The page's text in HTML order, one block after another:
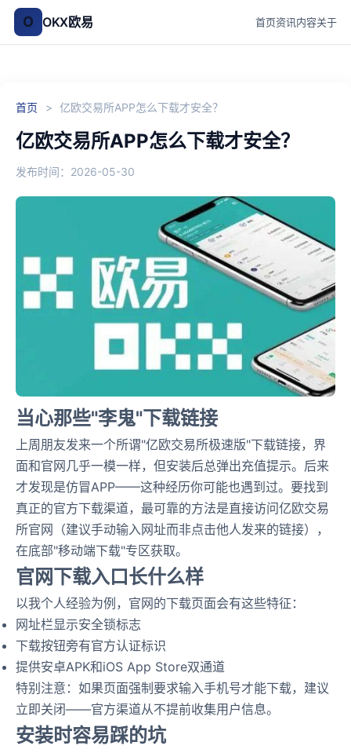
O OKX欧易 首页资讯内容关于
首页 > 亿欧交易所APP怎么下载才安全？
亿欧交易所APP怎么下载才安全？
发布时间：2026-05-30
当心那些"李鬼"下载链接
上周朋友发来一个所谓"亿欧交易所极速版"下载链接，界
面和官网几乎一模一样，但安装后总弹出充值提示。后来
才发现是仿冒APP——这种经历你可能也遇到过。要找到
真正的官方下载渠道，最可靠的方法是直接访问亿欧交易
所官网（建议手动输入网址而非点击他人发来的链接），
在底部"移动端下载"专区获取。
官网下载入口长什么样
以我个人经验为例，官网的下载页面会有这些特征：
网址栏显示安全锁标志
下载按钮旁有官方认证标识
提供安卓APK和iOS App Store双通道
特别注意：如果页面强制要求输入手机号才能下载，建议
立即关闭——官方渠道从不提前收集用户信息。
安装时容易踩的坑